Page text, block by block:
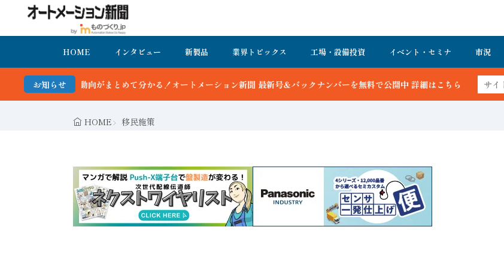
HOME インタビュー 新製品 業界トピックス 工場・設備投資 イベント・セミナ 市況
お知らせ
向がまとめて分かる！オートメーション新聞 最新号＆バックナンバーを無料で公開中 詳細はこちら
HOME 移民施策